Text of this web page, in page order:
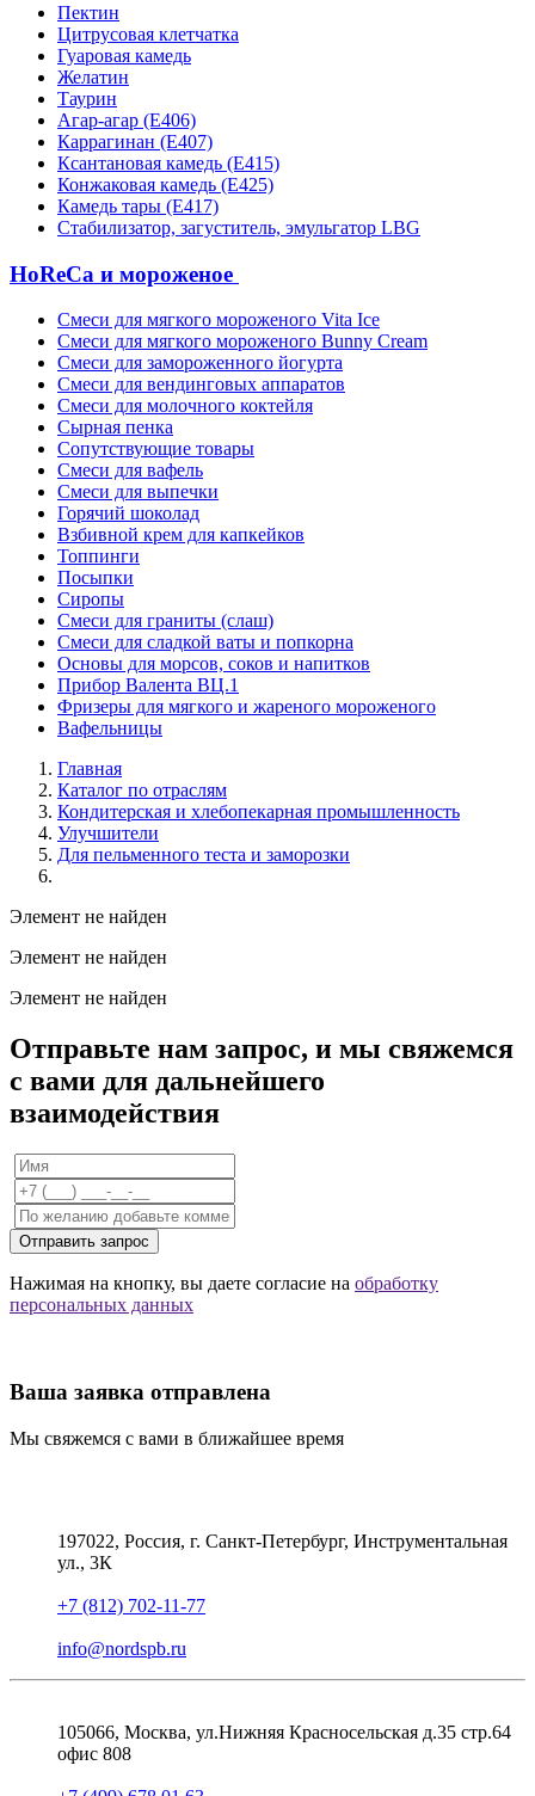
Пектин
Цитрусовая клетчатка
Гуаровая камедь
Желатин
Таурин
Агар-агар (Е406)
Каррагинан (Е407)
Ксантановая камедь (Е415)
Конжаковая камедь (Е425)
Камедь тары (Е417)
Стабилизатор, загуститель, эмульгатор LBG
HoReCa и мороженое
Смеси для мягкого мороженого Vita Ice
Смеси для мягкого мороженого Bunny Cream
Смеси для замороженного йогурта
Смеси для вендинговых аппаратов
Смеси для молочного коктейля
Сырная пенка
Сопутствующие товары
Смеси для вафель
Смеси для выпечки
Горячий шоколад
Взбивной крем для капкейков
Топпинги
Посыпки
Сиропы
Смеси для граниты (слаш)
Смеси для сладкой ваты и попкорна
Основы для морсов, соков и напитков
Прибор Валента ВЦ.1
Фризеры для мягкого и жареного мороженого
Вафельницы
Главная
Каталог по отраслям
Кондитерская и хлебопекарная промышленность
Улучшители
Для пельменного теста и заморозки
Элемент не найден
Элемент не найден
Элемент не найден
Отправьте нам запрос, и мы свяжемся
с вами для дальнейшего
взаимодействия
Отправить запрос
Нажимая на кнопку, вы даете согласие на обработку
персональных данных
Ваша заявка отправлена
Мы свяжемся с вами в ближайшее время
197022, Россия, г. Санкт-Петербург, Инструментальная
ул., 3К
+7 (812) 702-11-77
info@nordspb.ru
105066, Москва, ул.Нижняя Красносельская д.35 стр.64
офис 808